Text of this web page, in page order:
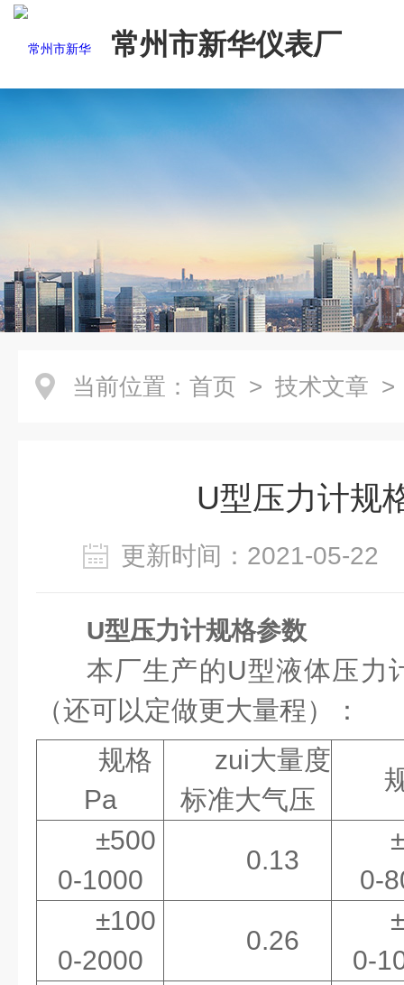
常州市新华仪表厂
当前位置： 首页 > 技术文章 >
U型压力计规
更新时间：2021-05-
U型压力计规格参数
本厂生产的U型液体压力
（还可以定做更大量程）
：
规格
Pa
zui大量度
标准大气压
±500
0-1000
0.13
0-
±100
0-2000
0.26
0-